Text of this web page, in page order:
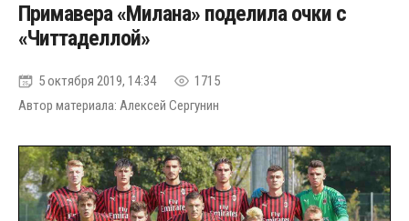
Примавера «Милана» поделила очки с
«Читтаделлой»
5 октября 2019, 14:34
1715
Автор материала: Алексей Сергунин